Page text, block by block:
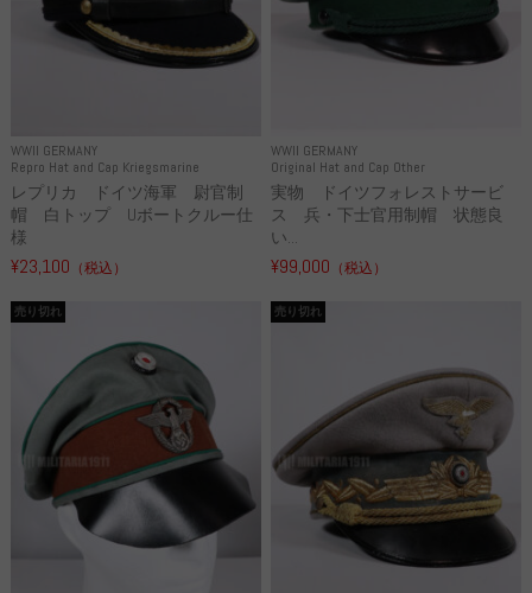
WWII GERMANY
Repro Hat and Cap Kriegsmarine
レプリカ ドイツ海軍 尉官制
帽 白トップ Uボートクルー仕
様
¥23,100 （税込）
WWII GERMANY
Original Hat and Cap Other
実物 ドイツフォレストサービ
ス 兵・下士官用制帽 状態良
い...
¥99,000 （税込）
売り切れ 売り切れ